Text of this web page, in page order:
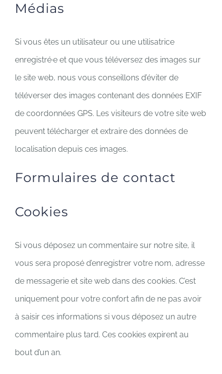
Médias
Si vous êtes un utilisateur ou une utilisatrice
enregistré·e et que vous téléversez des images sur
le site web, nous vous conseillons d’éviter de
téléverser des images contenant des données EXIF
de coordonnées GPS. Les visiteurs de votre site web
peuvent télécharger et extraire des données de
localisation depuis ces images.
Formulaires de contact
Cookies
Si vous déposez un commentaire sur notre site, il
vous sera proposé d’enregistrer votre nom, adresse
de messagerie et site web dans des cookies. C’est
uniquement pour votre confort afin de ne pas avoir
à saisir ces informations si vous déposez un autre
commentaire plus tard. Ces cookies expirent au
bout d’un an.